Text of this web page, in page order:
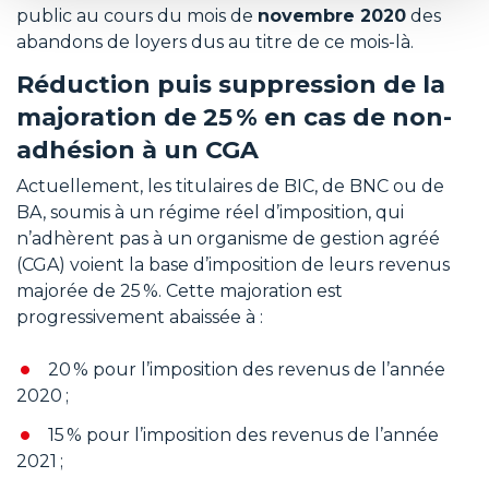
public au cours du mois de novembre 2020 des
abandons de loyers dus au titre de ce mois-là.
Réduction puis suppression de la
majoration de 25 % en cas de non-
adhésion à un CGA
Actuellement, les titulaires de BIC, de BNC ou de
BA, soumis à un régime réel d’imposition, qui
n’adhèrent pas à un organisme de gestion agréé
(CGA) voient la base d’imposition de leurs revenus
majorée de 25 %. Cette majoration est
progressivement abaissée à :
20 % pour l’imposition des revenus de l’année
2020 ;
15 % pour l’imposition des revenus de l’année
2021 ;